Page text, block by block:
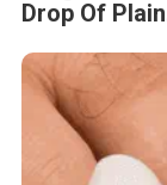
Drop Of